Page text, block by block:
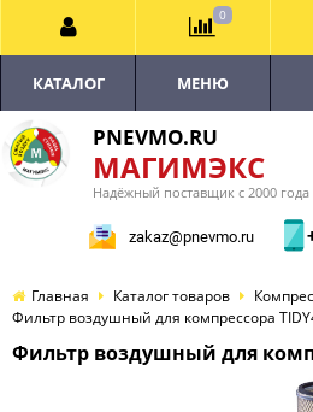
PNEVMO.RU
МАГИМЭКС
Надёжный поставщик с 2000 года
zakaz@pnevmo.ru
КАТАЛОГ МЕНЮ
Главная Каталог товаров
Фильтр воздушный для компрессора
Фильтр воздушный для
0